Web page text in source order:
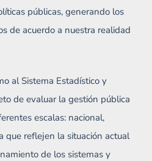
públicas, generando los
de acuerdo a nuestra realidad
al Sistema Estadístico y
de evaluar la gestión pública
escalas: nacional,
que reflejen la situación actual
de los sistemas y